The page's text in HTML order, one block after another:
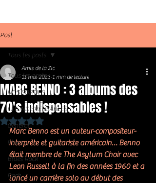
Post
Tous les posts
NOS SORTIES
LES INDISPENSABLES
Général
Blues
Blues Rock
Rock
Tous les posts
MARC BENNO : 3 albums des
70's indispensables !
Amis de la Zic
11 mai 2023 1 min de lecture
Noté NaN étoiles sur 5.
Marc Benno est un auteur-compositeur-
interprète et guitariste américain… Benno
était membre de The Asylum Choir avec
Leon Russell à la fin des années 1960 et a
lancé un carrière solo au début des